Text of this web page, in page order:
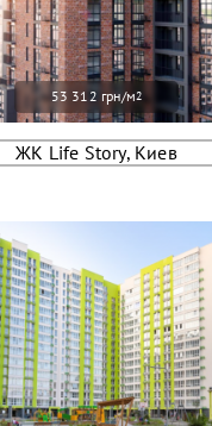
53 312 грн/м2
ЖК Life Story, Киев